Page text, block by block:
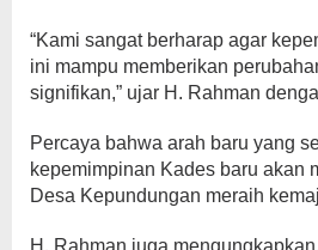
“Kami sangat berharap agar
ini mampu memberikan
signifikan,” ujar H. Rahman
Percaya bahwa arah baru yang
kepemimpinan Kades baru akan
Desa Kepundungan meraih
H. Rahman juga